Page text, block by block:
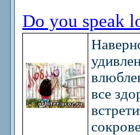
Do you speak
все